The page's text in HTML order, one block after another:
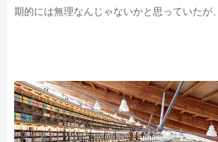
期的には無理なんじゃないかと思っていたが、